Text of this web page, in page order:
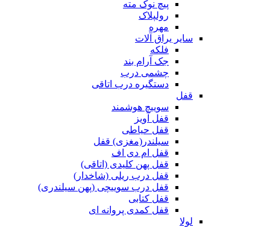
پیچ نوک مته
رولپلاک
مهره
سایر یراق آلات
فلکه
جک آرام بند
چشمی درب
دستگیره درب اتاقی
قفل
سوییچ هوشمند
قفل آویز
قفل حیاطی
سیلندر(مغزی) قفل
قفل ام دی اف
قفل پهن کلیدی (اتاقی)
قفل درب ریلی (شاخدار)
قفل درب سوییچی (پهن سیلندری)
قفل کتابی
قفل کمدی پروانه ای
لولا